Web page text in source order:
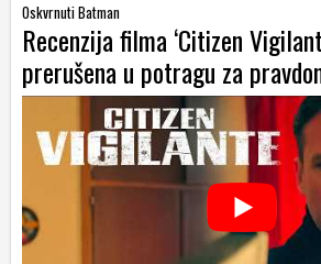
Oskvrnuti Batman
Recenzija filma ‘Citizen
prerušena u potragu za